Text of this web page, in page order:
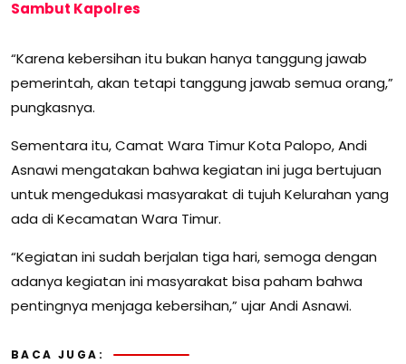
Sambut Kapolres
“Karena kebersihan itu bukan hanya tanggung jawab
pemerintah, akan tetapi tanggung jawab semua orang,”
pungkasnya.
Sementara itu, Camat Wara Timur Kota Palopo, Andi
Asnawi mengatakan bahwa kegiatan ini juga bertujuan
untuk mengedukasi masyarakat di tujuh Kelurahan yang
ada di Kecamatan Wara Timur.
“Kegiatan ini sudah berjalan tiga hari, semoga dengan
adanya kegiatan ini masyarakat bisa paham bahwa
pentingnya menjaga kebersihan,” ujar Andi Asnawi.
BACA JUGA: